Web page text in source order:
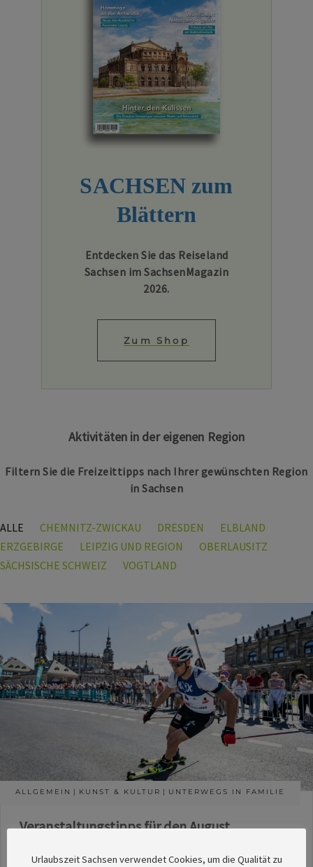
SACHSEN zum
Blättern
Entdecken Sie das Reiseland
Sachsen im SachsenMagazin
2026.
Zum Shop
Aktivitäten in der eigenen Region
Filtern Sie die Freizeittipps nach Ihrer gewünschten Region
in Sachsen
ALLE CHEMNITZ-ZWICKAU DRESDEN
ELBLAND
ERZGEBIRGE
LEIPZIG UND REGION
OBERLAUSITZ
SÄCHSISCHE SCHWEIZ
VOGTLAND
ALLGEMEIN KUNST & KULTUR UNTERWEGS IN FAMILIE
Veranstaltungstipps für den August
Urlaubszeit Sachsen verwendet Cookies, um die Qualität zu